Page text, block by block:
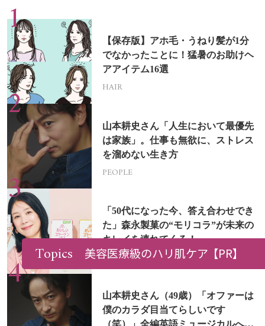
【保存版】アホ毛・うねり髪が1分
でなかったことに！猛暑のお助けヘ
アアイテム16選
HAIR
山本耕史さん「人生において最優先
は家族」。仕事も無欲に、ストレス
を溜めない生き方
PEOPLE
「50代になった今、答え合わせでき
た」森永製菓の“モリコラ”が未来の
キレイを連れてくる！
HEALTH
山本耕史さん（49歳）「オファーは
僕のカラダ目当てらしいです
Topics 美容医療級のハリ肌ケア【PR】